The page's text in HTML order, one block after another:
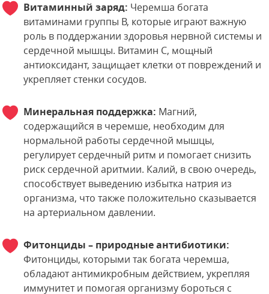
Витаминный заряд: Черемша богата
витаминами группы B, которые играют важную
роль в поддержании здоровья нервной системы и
сердечной мышцы. Витамин C, мощный
антиоксидант, защищает клетки от повреждений и
укрепляет стенки сосудов.
Минеральная поддержка: Магний,
содержащийся в черемше, необходим для
нормальной работы сердечной мышцы,
регулирует сердечный ритм и помогает снизить
риск сердечной аритмии. Калий, в свою очередь,
способствует выведению избытка натрия из
организма, что также положительно сказывается
на артериальном давлении.
Фитонциды – природные антибиотики:
Фитонциды, которыми так богата черемша,
обладают антимикробным действием, укрепляя
иммунитет и помогая организму бороться с